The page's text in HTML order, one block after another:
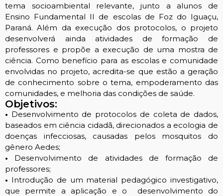
tema socioambiental relevante, junto a alunos de
Ensino Fundamental II de escolas de Foz do Iguaçu,
Paraná. Além da execução dos protocolos, o projeto
desenvolverá ainda atividades de formação de
professores e propõe a execução de uma mostra de
ciência. Como benefício para as escolas e comunidade
envolvidas no projeto, acredita-se que estão a geração
de conhecimento sobre o tema, empoderamento das
comunidades, e melhoria das condições de saúde.
Objetivos:
• Desenvolvimento de protocolos de coleta de dados,
baseados em ciência cidadã, direcionados a ecologia de
doenças infecciosas, causadas pelos mosquitos do
gênero Aedes;
• Desenvolvimento de atividades de formação de
professores;
• Introdução de um material pedagógico investigativo,
que permite a aplicação e o desenvolvimento do